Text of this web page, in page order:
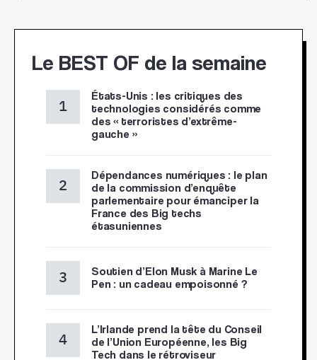
Le BEST OF de la semaine
États-Unis : les critiques des
technologies considérés comme
des « terroristes d’extrême-
gauche »
Dépendances numériques : le plan
de la commission d’enquête
parlementaire pour émanciper la
France des Big techs
étasuniennes
Soutien d’Elon Musk à Marine Le
Pen : un cadeau empoisonné ?
L’Irlande prend la tête du Conseil
de l’Union Européenne, les Big
Tech dans le rétroviseur